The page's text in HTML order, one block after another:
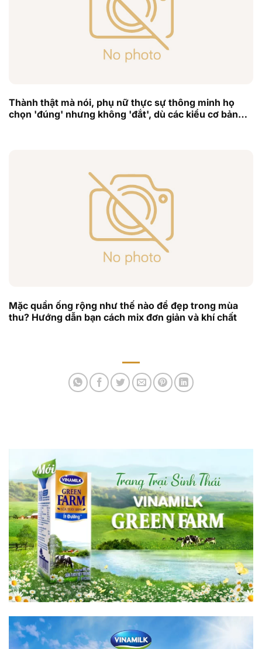
Thành thật mà nói, phụ nữ thực sự thông minh họ
chọn 'đúng' nhưng không 'đắt', dù các kiểu cơ bản
Mặc quần ống rộng như thế nào để đẹp trong mùa
thu? Hướng dẫn bạn cách mix đơn giản và khí chất